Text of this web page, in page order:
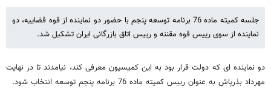
جلسه کمیته ماده 76 برنامه توسعه پنجم با حضور دو نماینده از قوه قضاییه، دو
نماینده از سوی رییس قوه مقننه و رییس اتاق بازرگانی ایران تشکیل شد.
دو نماینده ای که دولت قرار بود به این کمیسیون معرفی کند، نیامدند تا در نهایت
مهرداد بذرپاش به عنوان رییس کمیته ماده 76 برنامه پنجم توسعه انتخاب شود.